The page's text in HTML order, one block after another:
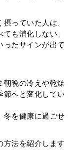
っていた人は、
も消化しない」
ったサインが出て
朝晩の冷えや乾燥
節へと変化してい
冬を健康に過ごせ
方法を紹介します